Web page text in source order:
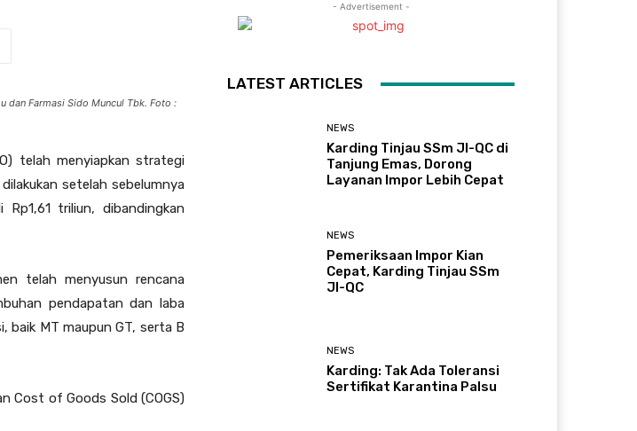
dan Farmasi Sido Muncul Tbk. Foto :
telah menyiapkan strategi
setelah sebelumnya
triliun, dibandingkan
telah menyusun rencana
pendapatan dan laba
baik MT maupun GT, serta B
Cost of Goods Sold (COGS)
- Advertisement -
LATEST ARTICLES
NEWS
Karding Tinjau SSm JI-QC di
Tanjung Emas, Dorong
Layanan Impor Lebih Cepat
NEWS
Pemeriksaan Impor Kian
Cepat, Karding Tinjau SSm
JI-QC
NEWS
Karding: Tak Ada Toleransi
Sertifikat Karantina Palsu